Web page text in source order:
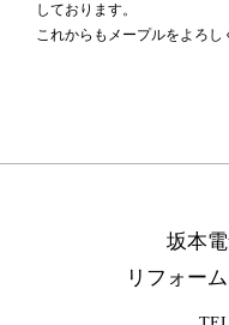
しております。
これからもメープルをよろし
坂本
リフォー